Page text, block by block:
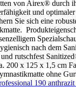
von Airex® durch
und
Sie sich eine
nach dem
rutschfest
200 x 125 x 1,5 cm
ohne